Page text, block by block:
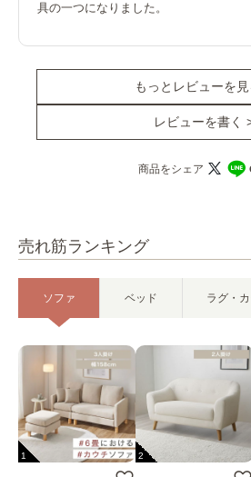
売れ筋ランキング
ソファ ベッド ラグ・
1 2
具の一つになりました。
もっとレビューを
レビューを書く
商品をシェア